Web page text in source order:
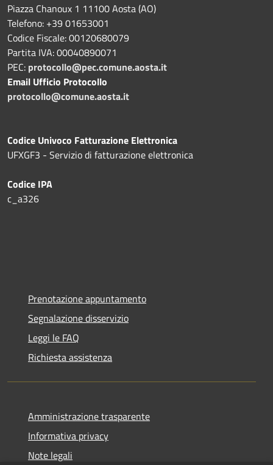
Piazza Chanoux 1 11100 Aosta (AO)
Telefono: +39 01653001
Codice Fiscale: 00120680079
Partita IVA: 00040890071
PEC: protocollo@pec.comune.aosta.it
Email Ufficio Protocollo
protocollo@comune.aosta.it
Codice Univoco Fatturazione Elettronica
UFXGF3 - Servizio di fatturazione elettronica
Codice IPA
c_a326
Prenotazione appuntamento
Segnalazione disservizio
Leggi le FAQ
Richiesta assistenza
Amministrazione trasparente
Informativa privacy
Note legali